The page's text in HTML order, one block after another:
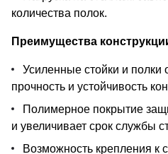
количества полок.
Преимущества
Усиленные стойки и
прочность и устойчивость
Полимерное покрытие
и увеличивает срок службы
Возможность крепления к